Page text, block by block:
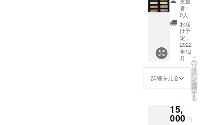
円 ※店
内にお
名前の
入った
プレー
トを展
示致し
ます。
(個人や
グルー
プ法人
も可)
者：
0人
お届
け予
定：
2022
年12
月
詳細を見る
こ
の
リ
タ
ー
ン
を
選
択
す
る
15,
000 円